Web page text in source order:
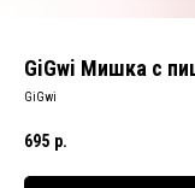
GiGwi Мишка с
GiGwi
695 р.